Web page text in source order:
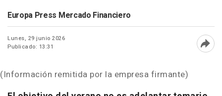
Europa Press Mercado Financiero
Lunes, 29 junio 2026
Publicado: 13:31
(Información remitida por la empresa firmante)